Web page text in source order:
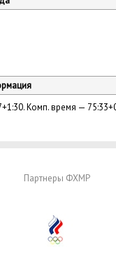
Комп. время —
Партнеры ФХМР